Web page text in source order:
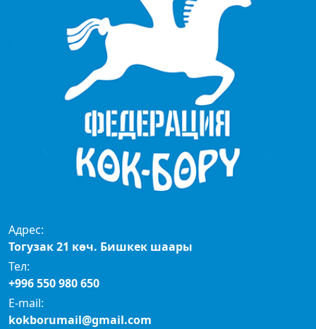
Адрес:
Тогузак 21 көч. Бишкек шаары
Тел:
+996 550 980 650
E-mail:
kokborumail@gmail.com